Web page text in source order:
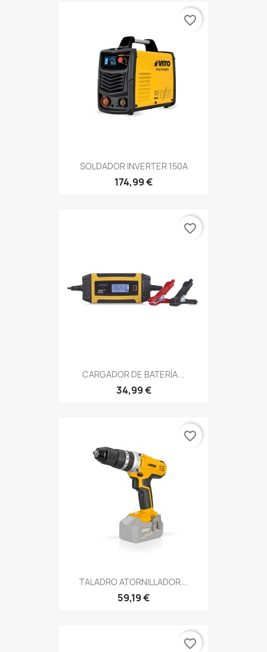
SOLDADOR INVERTER 150A
174,99 €
favorite_border
CARGADOR DE BATERÍA...
34,99 €
favorite_border
TALADRO ATORNILLADOR...
59,19 €
favorite_border
favorite_border